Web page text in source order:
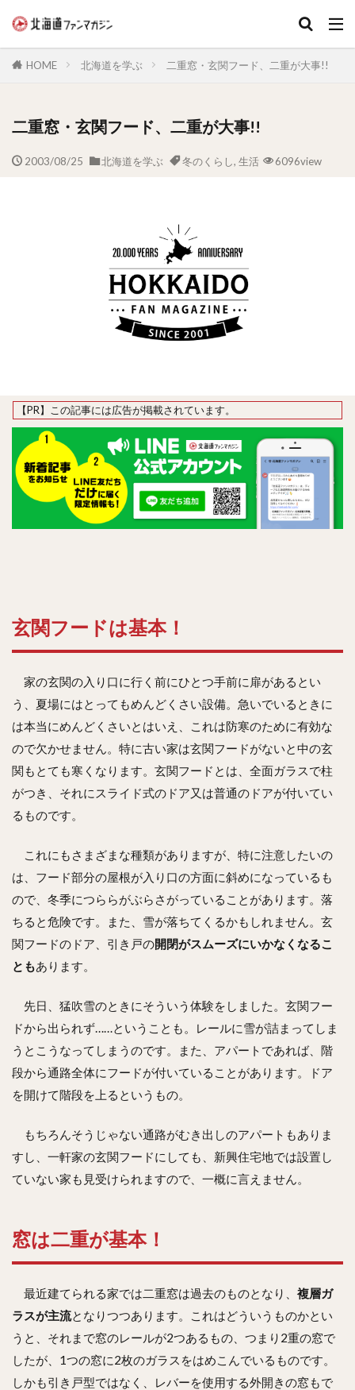
HOME 北海道を学ぶ 二重窓・玄関フード、二重が大事!!
二重窓・玄関フード、二重が大事!!
2003/08/25 北海道を学ぶ 冬のくらし, 生活 6096view
玄関フードは基本！
家の玄関の入り口に行く前にひとつ手前に扉があるとい
う、夏場にはとってもめんどくさい設備。急いでいるときに
は本当にめんどくさいとはいえ、これは防寒のために有効な
ので欠かせません。特に古い家は玄関フードがないと中の玄
関もとても寒くなります。玄関フードとは、全面ガラスで柱
がつき、それにスライド式のドア又は普通のドアが付いてい
るものです。
これにもさまざまな種類がありますが、特に注意したいの
は、フード部分の屋根が入り口の方面に斜めになっているも
ので、冬季につららがぶらさがっていることがあります。落
ちると危険です。また、雪が落ちてくるかもしれません。玄
関フードのドア、引き戸の開閉がスムーズにいかなくなるこ
ともあります。
先日、猛吹雪のときにそういう体験をしました。玄関フー
ドから出られず……ということも。レールに雪が詰まってしま
うとこうなってしまうのです。また、アパートであれば、階
段から通路全体にフードが付いていることがあります。ドア
を開けて階段を上るというもの。
もちろんそうじゃない通路がむき出しのアパートもありま
すし、一軒家の玄関フードにしても、新興住宅地では設置し
ていない家も見受けられますので、一概に言えません。
窓は二重が基本！
最近建てられる家では二重窓は過去のものとなり、 複層ガ
ラスが主流となりつつあります。これはどういうものかとい
うと、それまで窓のレールが2つあるもの、つまり2重の窓で
したが、1つの窓に2枚のガラスをはめこんでいるものです。
しかも引き戸型ではなく、レバーを使用する外開きの窓もで